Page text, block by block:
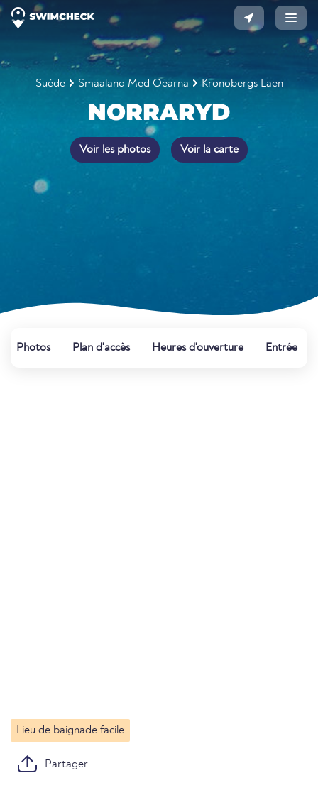
Suède Smaaland Med Oearna Kronobergs Laen
NORRARYD
Voir les photos Voir la carte
Photos Plan d'accès Heures d'ouverture Entrée
Lieu de baignade facile
Partager